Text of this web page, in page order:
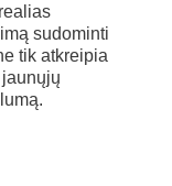
sudominti
tik atkreipia